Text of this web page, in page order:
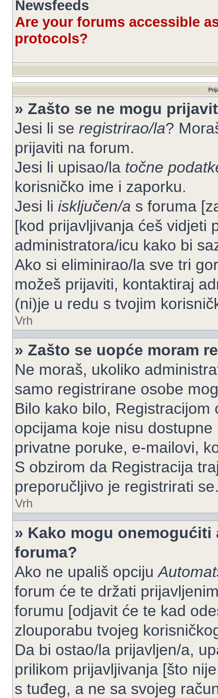
Newsfeeds
Are your forums accessible
protocols?
» Zašto se ne mogu
Jesi li se registrirao/la?
prijaviti na forum.
Jesi li upisao/la točne
korisničko ime i zaporku.
Jesi li isključen/a s foruma
[kod prijavljivanja ćeš vidjeti
administratora/icu kako bi
Ako si eliminirao/la sve tri
možeš prijaviti, kontaktiraj
(ni)je u redu s tvojim
Vrh
» Zašto se uopće moram
Ne moraš, ukoliko
samo registrirane osobe
Bilo kako bilo,
opcijama koje nisu
privatne poruke, e-mailovi,
S obzirom da Registracija
preporučljivo je registrirati
Vrh
» Kako mogu
foruma?
Ako ne upališ opciju
forum će te držati
forumu [odjavit će te kad
zlouporabu tvojeg
Da bi ostao/la prijavljen/a,
prilikom prijavljivanja [što
s tuđeg, a ne sa svojeg